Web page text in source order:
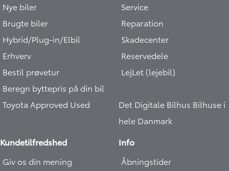
Nye biler
Brugte biler
Hybrid/Plug-in/Elbil
Erhverv
Bestil prøvetur
Beregn byttepris på din bil
Toyota Approved Used
Service
Reparation
Skadecenter
Reservedele
LejLet (lejebil)
Det Digitale Bilhus Bilhuse i
hele Danmark
Kundetilfredshed
Giv os din mening
Info
Åbningstider